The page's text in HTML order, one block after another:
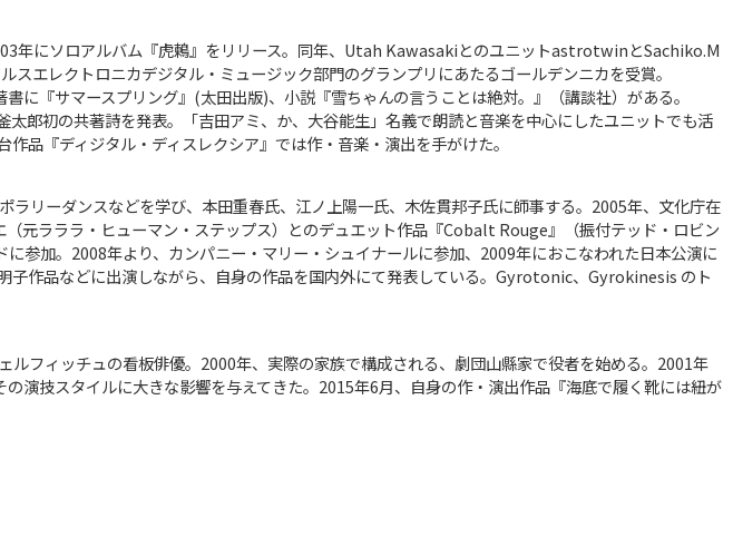
年にソロアルバム『虎鶫』をリリース。同年、Utah KawasakiとのユニットastrotwinとSachiko.M
エレクトロニカデジタル・ミュージック部門のグランプリにあたるゴールデンニカを受賞。
に『サマースプリング』(太田出版)、小説『雪ちゃんの言うことは絶対。』（講談社）がある。
郎初の共著詩を発表。「吉田アミ、か、大谷能生」名義で朗読と音楽を中心にしたユニットでも活
品『ディジタル・ディスレクシア』では作・音楽・演出を手がけた。
ラリーダンスなどを学び、本田重春氏、江ノ上陽一氏、木佐貫邦子氏に師事する。2005年、文化庁在
元ラララ・ヒューマン・ステップス）とのデュエット作品『Cobalt Rouge』（振付テッド・ロビン
参加。2008年より、カンパニー・マリー・シュイナールに参加、2009年におこなわれた日本公演に
子作品などに出演しながら、自身の作品を国内外にて発表している。Gyrotonic、Gyrokinesis のト
ルフィッチュの看板俳優。2000年、実際の家族で構成される、劇団山縣家で役者を始める。2001年
演技スタイルに大きな影響を与えてきた。2015年6月、自身の作・演出作品『海底で履く靴には紐が